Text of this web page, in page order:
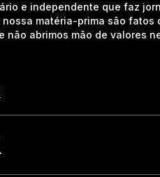
e independente que faz
matéria-prima são fatos
não abrimos mão de valores